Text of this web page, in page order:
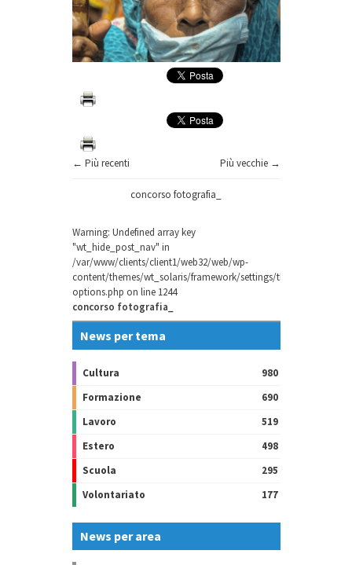
← Più recenti Più vecchie →
concorso fotografia_
Warning: Undefined array key
"wt_hide_post_nav" in
/var/www/clients/client1/web32/web/wp-
content/themes/wt_solaris/framework/settings/theme-
options.php on line 1244
concorso fotografia_
News per tema
Cultura
980
Formazione
690
Lavoro
519
Estero
498
Scuola
295
Volontariato
177
News per area